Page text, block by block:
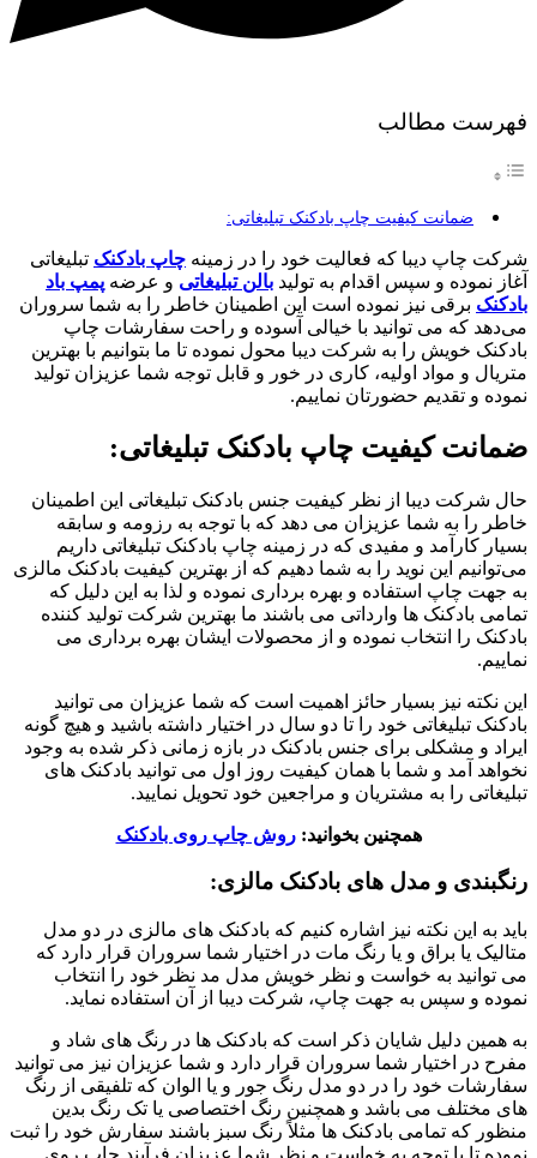
فهرست مطالب
ضمانت کیفیت چاپ بادکنک تبلیغاتی:
شرکت چاپ دیبا که فعالیت خود را در زمینه چاپ بادکنک تبلیغاتی
آغاز نموده و سپس اقدام به تولید بالن تبلیغاتی و عرضه پمپ باد
بادکنک برقی نیز نموده است این اطمینان خاطر را به شما سروران
می‌دهد که می توانید با خیالی آسوده و راحت سفارشات چاپ
بادکنک خویش را به شرکت دیبا محول نموده تا ما بتوانیم با بهترین
متریال و مواد اولیه، کاری در خور و قابل توجه شما عزیزان تولید
نموده و تقدیم حضورتان نماییم.
ضمانت کیفیت چاپ بادکنک تبلیغاتی:
حال شرکت دیبا از نظر کیفیت جنس بادکنک تبلیغاتی این اطمینان
خاطر را به شما عزیزان می دهد که با توجه به رزومه و سابقه
بسیار کارآمد و مفیدی که در زمینه چاپ بادکنک تبلیغاتی داریم
می‌توانیم این نوید را به شما دهیم که از بهترین کیفیت بادکنک مالزی
به جهت چاپ استفاده و بهره برداری نموده و لذا به این دلیل که
تمامی بادکنک ها وارداتی می باشند ما بهترین شرکت تولید کننده
بادکنک را انتخاب نموده و از محصولات ایشان بهره برداری می
نماییم.
این نکته نیز بسیار حائز اهمیت است که شما عزیزان می توانید
بادکنک تبلیغاتی خود را تا دو سال در اختیار داشته باشید و هیچ گونه
ایراد و مشکلی برای جنس بادکنک در بازه زمانی ذکر شده به وجود
نخواهد آمد و شما با همان کیفیت روز اول می توانید بادکنک های
تبلیغاتی را به مشتریان و مراجعین خود تحویل نمایید.
همچنین بخوانید:روش چاپ روی بادکنک
رنگبندی و مدل های بادکنک مالزی:
باید به این نکته نیز اشاره کنیم که بادکنک های مالزی در دو مدل
متالیک یا براق و یا رنگ مات در اختیار شما سروران قرار دارد که
می توانید به خواست و نظر خویش مدل مد نظر خود را انتخاب
نموده و سپس به جهت چاپ، شرکت دیبا از آن استفاده نماید.
به همین دلیل شایان ذکر است که بادکنک ها در رنگ های شاد و
مفرح در اختیار شما سروران قرار دارد و شما عزیزان نیز می توانید
سفارشات خود را در دو مدل رنگ جور و یا الوان که تلفیقی از رنگ
های مختلف می باشد و همچنین رنگ اختصاصی یا تک رنگ بدین
منظور که تمامی بادکنک ها مثلاً رنگ سبز باشند سفارش خود را ثبت
نموده تا با توجه به خواست و نظر شما عزیزان فرآیند چاپ روی